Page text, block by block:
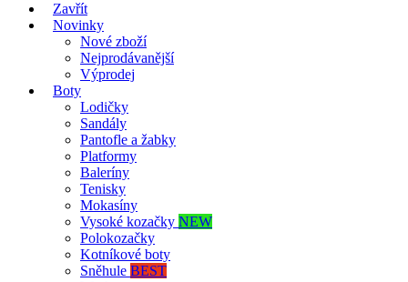
Zavřít
Novinky
Nové zboží
Nejprodávanější
Výprodej
Boty
Lodičky
Sandály
Pantofle a žabky
Platformy
Baleríny
Tenisky
Mokasíny
Vysoké kozačky NEW
Polokozačky
Kotníkové boty
Sněhule BEST